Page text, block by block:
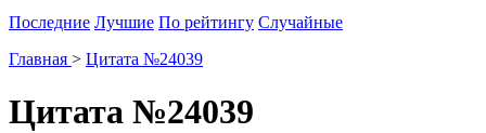
Последние Лучшие По рейтингу Случайные
Главная > Цитата №24039
Цитата №24039